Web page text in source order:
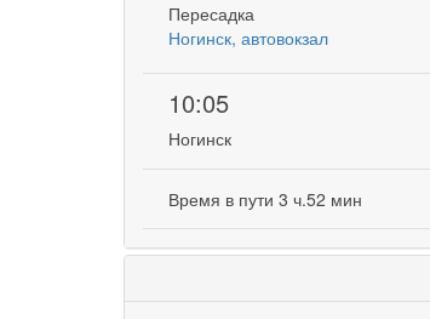
Пересадка
Ногинск, автовокзал
10:05
Ногинск
Время в пути 3 ч.52 мин